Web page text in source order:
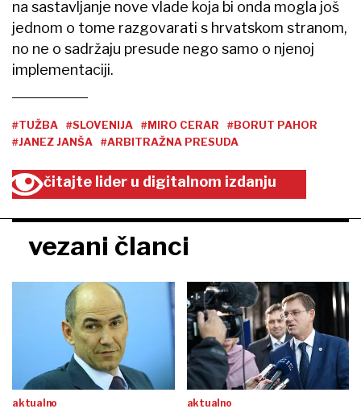
na sastavljanje nove vlade koja bi onda mogla još
jednom o tome razgovarati s hrvatskom stranom,
no ne o sadržaju presude nego samo o njenoj
implementaciji.
#TUŽBA #SLOVENIJA #MIRO CERAR
#BORUT PAHOR
#JANEZ JANŠA
#ARBITRAŽNA PRESUDA
čitajte lider u digitalnom izdanju
vezani članci
aktualno aktualno